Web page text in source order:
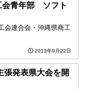
青年部 ソフト
会連合会・沖縄県商工
2013年9月22日
張発表県大会を開